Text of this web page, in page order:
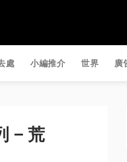
處 小編推介 世界 廣
– 荒